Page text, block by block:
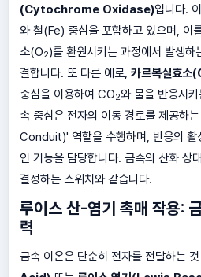
(Cytochrome Oxidase)입니다.
와 철(Fe) 중심을 포함하고 있으며, 이
소(O2)를 환원시키는 과정에서 발생
결합니다. 또 다른 예로, 카르복실효
중심을 이용하여 CO2와 물을 반응시
속 중심은 전자의 이동 경로를 제공하
Conduit)' 역할을 수행하며, 반응의 활
인 기능을 담당합니다. 금속의 산화 상
결정하는 스위치와 같습니다.
루이스 산-염기 촉매 작용:
력
금속 이온은 단순히 전자를 전달하는